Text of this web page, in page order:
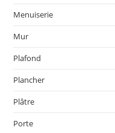
Menuiserie
Mur
Plafond
Plancher
Plâtre
Porte